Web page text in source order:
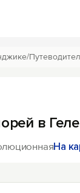
/
в
На